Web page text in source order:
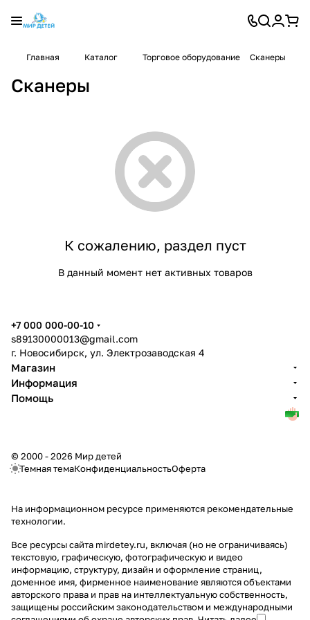
Главная Каталог Торговое оборудование Сканеры
Сканеры
К сожалению, раздел пуст
В данный момент нет активных товаров
+7 000 000-00-10
s89130000013@gmail.com
г. Новосибирск, ул. Электрозаводская 4
Магазин
Информация
Помощь
© 2000 - 2026 Мир детей
Темная темаКонфиденциальностьОферта
На информационном ресурсе применяются рекомендательные
технологии.
Все ресурсы сайта mirdetey.ru, включая (но не ограничиваясь)
текстовую, графическую, фотографическую и видео
информацию, структуру, дизайн и оформление страниц,
доменное имя, фирменное наименование являются объектами
авторского права и прав на интеллектуальную собственность,
защищены российским законодательством и международными